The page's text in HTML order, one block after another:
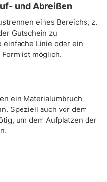
und Abreißen
eines Bereichs, z.
Gutschein zu
Linie oder ein
ist möglich.
ein Materialumbruch
Speziell auch vor dem
um dem Aufplatzen der